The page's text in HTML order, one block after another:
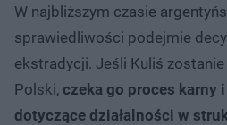
W najbliższym czasie
sprawiedliwości podejmie
ekstradycji. Jeśli Kuliś
Polski, czeka go proces karny
dotyczące działalności w